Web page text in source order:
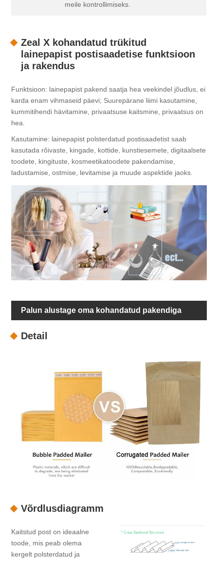
meile kontrollimiseks.
Zeal X kohandatud trükitud
lainepapist postisaadetise funktsioon
ja rakendus
Funktsioon: lainepapist pakend saatja hea veekindel jõudlus, ei
karda enam vihmaseid päevi; Suurepärane liimi kasutamine,
kummitihendi hävitamine, privaatsuse kaitsmine, privaatsus on
hea.
Kasutamine: lainepapist polsterdatud postisaadetist saab
kasutada rõivaste, kingade, kottide, kunstiesemete, digitaalsete
toodete, kingituste, kosmeetikatoodete pakendamise,
ladustamise, ostmise, levitamise ja muude aspektide jaoks.
Palun alustage oma kohandatud pakendiga
Detail
Võrdlusdiagramm
Kaitstud post on ideaalne
toode, mis peab olema
kergelt polsterdatud ja